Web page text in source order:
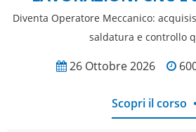
Diventa Operatore Meccanico:
saldatura e controllo
26 Ottobre 2026
Scopri il corso